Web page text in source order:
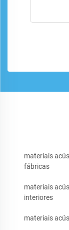
materiais
fábricas
materiais
interiores
materiais